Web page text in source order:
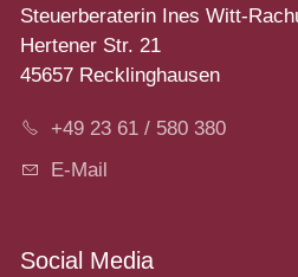
Steuerberaterin Ines Witt-
Hertener Str. 21
45657 Recklinghausen
+49 23 61 / 580 380
E-Mail
Social Media